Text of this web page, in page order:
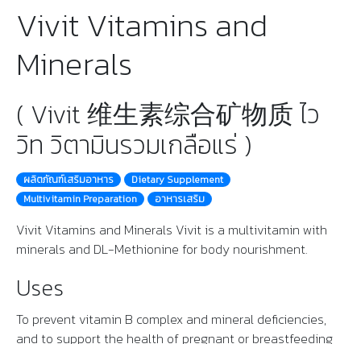
Vivit Vitamins and
Minerals
( Vivit 维生素综合矿物质 ไว
วิท วิตามินรวมเกลือแร่ )
ผลิตภัณฑ์เสริมอาหาร
Dietary Supplement
Multivitamin Preparation
อาหารเสริม
Vivit Vitamins and Minerals Vivit is a multivitamin with
minerals and DL-Methionine for body nourishment.
Uses
To prevent vitamin B complex and mineral deficiencies,
and to support the health of pregnant or breastfeeding